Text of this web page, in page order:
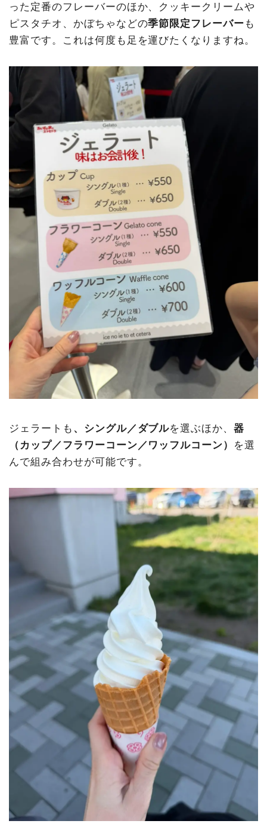
った定番のフレーバーのほか、クッキークリームや
ピスタチオ、かぼちゃなどの季節限定フレーバー も
豊富です。これは何度も足を運びたくなりますね。
ジェラートも 、シングル／ダブルを選ぶほか、器
（カップ／フラワーコーン／ワッフルコーン） を選
んで組み合わせが可能です。